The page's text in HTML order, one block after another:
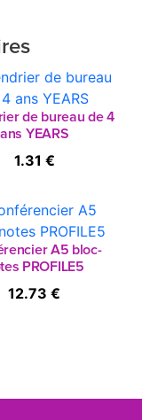
de bureau de 4
ans YEARS
1.31 €
A5 bloc-
PROFILE5
12.73 €